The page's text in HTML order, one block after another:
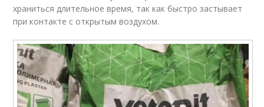
храниться длительное время, так как быстро застывает
при контакте с открытым воздухом.